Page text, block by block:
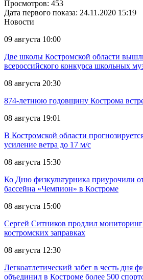
Просмотров: 453
Дата первого показа: 24.11.2020 15:19
Новости
09 августа 10:00
Две школы Костромской области
всероссийского конкурса школьных
08 августа 20:30
874-летнюю годовщину Кострома
08 августа 19:01
В Костромской области
усиление ветра до 17 м/с
08 августа 15:30
Ко Дню физкультурника приурочили
бассейна «Чемпион» в Костроме
08 августа 15:00
Сергей Ситников продлил
костромских заправках
08 августа 12:30
Легкоатлетический забег в честь дня
объединил в Костроме более 500